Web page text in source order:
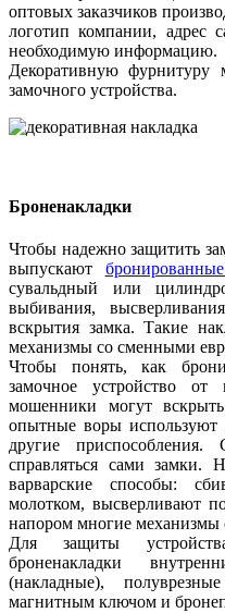
оптовых заказчиков
логотип компании, адрес
необходимую информацию.
Декоративную
замочного устройства.
Броненакладки
Чтобы надежно защитить
выпускают
сувальдный или
выбивания,
вскрытия замка. Такие
механизмы со сменными
Чтобы понять, как
замочное устройство от
мошенники могут
опытные воры используют
другие
справляться сами замки.
варварские способы:
молотком, высверливают
напором многие механизмы
Для защиты
броненакладки
(накладные),
магнитным ключом и